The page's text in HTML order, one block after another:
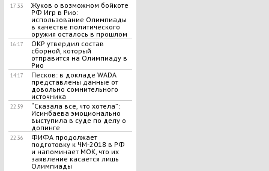
17:33
Жуков о возможном бойкоте
РФ Игр в Рио:
использование Олимпиады
в качестве политического
оружия осталось в прошлом
16:17
ОКР утвердил состав
сборной, который
отправится на Олимпиаду в
Рио
14:17
Песков: в докладе WADA
представлены данные от
довольно сомнительного
источника
22:59
“Сказала все, что хотела”:
Исинбаева эмоционально
выступила в суде по делу о
допинге
22:36
ФИФА продолжает
подготовку к ЧМ-2018 в РФ
и напоминает МОК, что их
заявление касается лишь
Олимпиады